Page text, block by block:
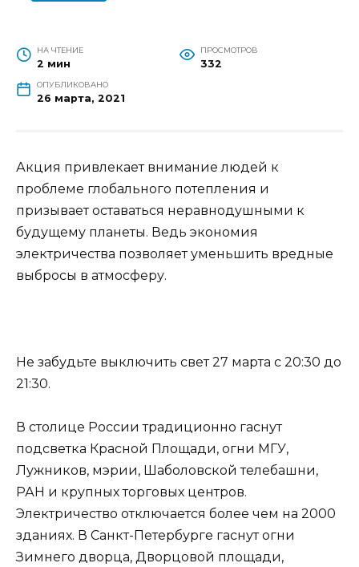
НА ЧТЕНИЕ
2 мин
ПРОСМОТРОВ
332
ОПУБЛИКОВАНО
26 марта, 2021
Акция привлекает внимание людей к
проблеме глобального потепления и
призывает оставаться неравнодушными к
будущему планеты. Ведь экономия
электричества позволяет уменьшить вредные
выбросы в атмосферу.
Не забудьте выключить свет 27 марта с 20:30 до
21:30.
В столице России традиционно гаснут
подсветка Красной Площади, огни МГУ,
Лужников, мэрии, Шаболовской телебашни,
РАН и крупных торговых центров.
Электричество отключается более чем на 2000
зданиях. В Санкт-Петербурге гаснут огни
Зимнего дворца, Дворцовой площади,